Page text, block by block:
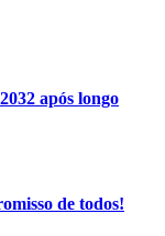
após longo
de todos!